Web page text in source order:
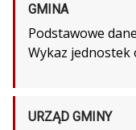
GMINA
Podstawowe
Wykaz jednostek
URZĄD GMINY